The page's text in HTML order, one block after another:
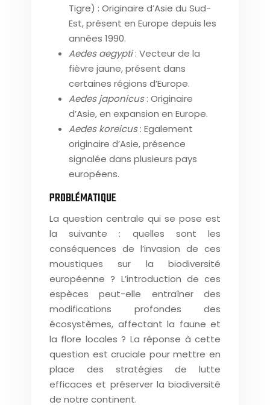
Tigre) : Originaire d’Asie du Sud-
Est, présent en Europe depuis les
années 1990.
Aedes aegypti: Vecteur de la
fièvre jaune, présent dans
certaines régions d’Europe.
Aedes japonicus: Originaire
d’Asie, en expansion en Europe.
Aedes koreicus: Egalement
originaire d’Asie, présence
signalée dans plusieurs pays
européens.
PROBLÉMATIQUE
La question centrale qui se pose est
la suivante : quelles sont les
conséquences de l’invasion de ces
moustiques sur la biodiversité
européenne ? L’introduction de ces
espèces peut-elle entraîner des
modifications profondes des
écosystèmes, affectant la faune et
la flore locales ? La réponse à cette
question est cruciale pour mettre en
place des stratégies de lutte
efficaces et préserver la biodiversité
de notre continent.